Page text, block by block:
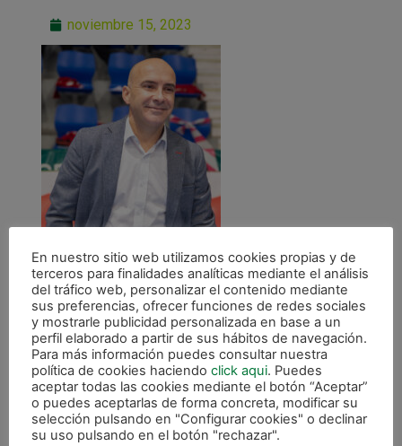
noviembre 15, 2023
ANTERIOR
«La de hoy tiene tanto o más mérito que las anteriores victorias»
En nuestro sitio web utilizamos cookies propias y de
terceros para finalidades analíticas mediante el análisis
del tráfico web, personalizar el contenido mediante
sus preferencias, ofrecer funciones de redes sociales
y mostrarle publicidad personalizada en base a un
perfil elaborado a partir de sus hábitos de navegación.
Para más información puedes consultar nuestra
política de cookies haciendo click aqui. Puedes
aceptar todas las cookies mediante el botón “Aceptar”
o puedes aceptarlas de forma concreta, modificar su
selección pulsando en "Configurar cookies" o declinar
su uso pulsando en el botón "rechazar".